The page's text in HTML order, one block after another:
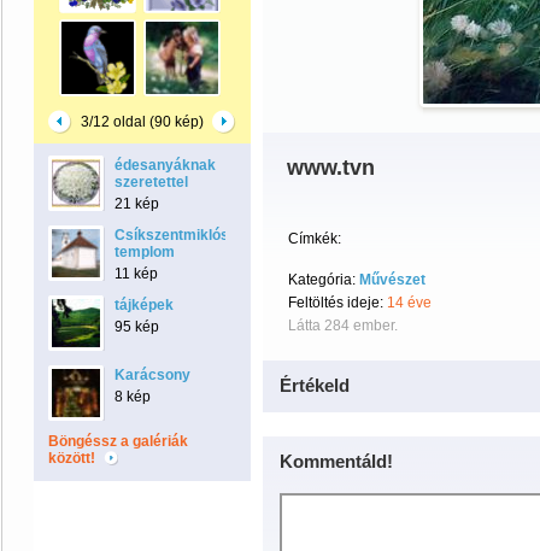
3/12 oldal (90 kép)
édesanyáknak
szeretettel
21 kép
Csíkszentmiklósi
templom
11 kép
tájképek
95 kép
Karácsony
8 kép
Böngéssz a galériák
között!
www.tvn
Címkék:
Kategória: Művészet
Feltöltés ideje: 14 éve
Látta 284 ember.
Értékeld
Kommentáld!